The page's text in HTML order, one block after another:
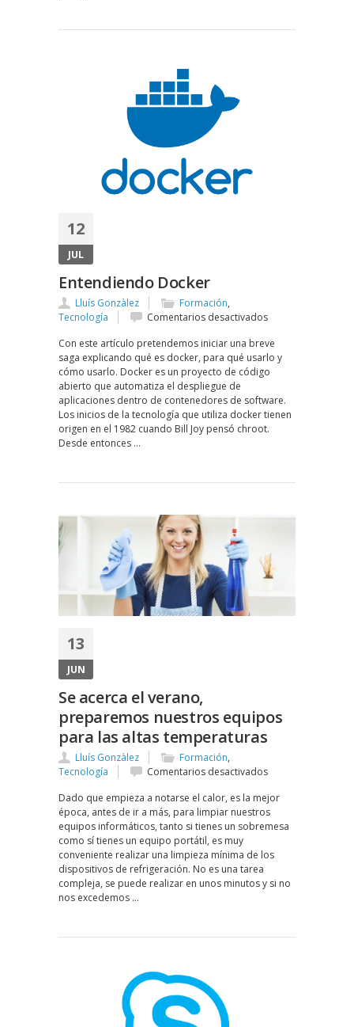
12
JUL
Entendiendo Docker
Lluís Gonzàlez Formación,
Tecnología
Comentarios desactivadosen
Docker
Con este artículo pretendemos iniciar una breve
saga explicando qué es docker, para qué usarlo y
cómo usarlo. Docker es un proyecto de código
abierto que automatiza el despliegue de
aplicaciones dentro de contenedores de software.
Los inicios de la tecnología que utiliza docker tienen
origen en el 1982 cuando Bill Joy pensó chroot.
Desde entonces …
13
JUN
Se acerca el verano,
preparemos nuestros equipos
para las altas temperaturas
Lluís Gonzàlez Formación,
Tecnología
Comentarios desactivadosen
acerca
el
verano,
nuestros
para
Dado que empieza a notarse el calor, es la mejor
época, antes de ir a más, para limpiar nuestros
equipos informáticos, tanto si tienes un sobremesa
como sí tienes un equipo portátil, es muy
conveniente realizar una limpieza mínima de los
dispositivos de refrigeración. No es una tarea
compleja, se puede realizar en unos minutos y si no
nos excedemos …